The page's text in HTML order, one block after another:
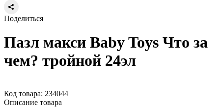
Поделиться
Пазл макси Baby Toys Что за
чем? тройной 24эл
Код товара: 234044
Описание товара